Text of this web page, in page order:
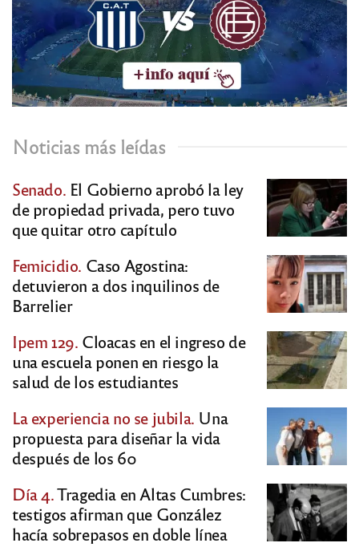
Noticias más leídas
Senado. El Gobierno aprobó la ley
de propiedad privada, pero tuvo
que quitar otro capítulo
Femicidio. Caso Agostina:
detuvieron a dos inquilinos de
Barrelier
Ipem 129. Cloacas en el ingreso de
una escuela ponen en riesgo la
salud de los estudiantes
La experiencia no se jubila. Una
propuesta para diseñar la vida
después de los 60
Día 4.Tragedia en Altas Cumbres:
testigos afirman que González
hacía sobrepasos en doble línea